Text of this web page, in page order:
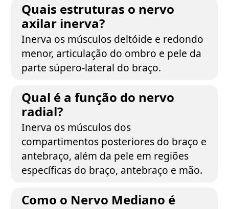
Quais estruturas o nervo
axilar inerva?
Inerva os músculos deltóide e redondo
menor, articulação do ombro e pele da
parte súpero-lateral do braço.
Qual é a função do nervo
radial?
Inerva os músculos dos
compartimentos posteriores do braço e
antebraço, além da pele em regiões
específicas do braço, antebraço e mão.
Como o Nervo Mediano é